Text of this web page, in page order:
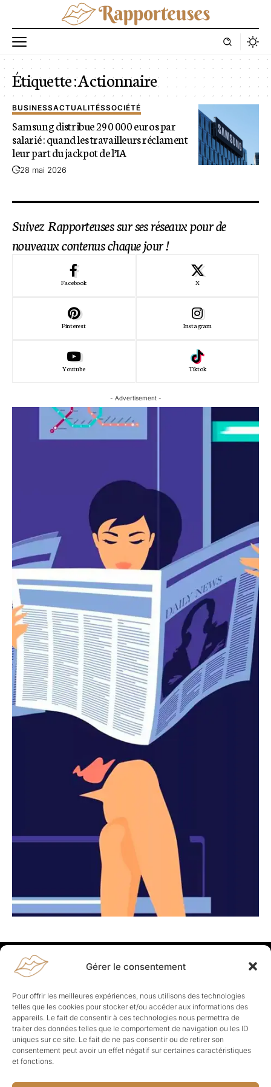
Gérer le consentement
Pour offrir les meilleures expériences, nous utilisons des technologies
telles que les cookies pour stocker et/ou accéder aux informations des
appareils. Le fait de consentir à ces technologies nous permettra de
traiter des données telles que le comportement de navigation ou les ID
uniques sur ce site. Le fait de ne pas consentir ou de retirer son
consentement peut avoir un effet négatif sur certaines caractéristiques
et fonctions.
Étiquette :Actionnaire
BUSINESSACTUALITÉSSOCIÉTÉ
Samsung distribue 290 000 euros par
salarié : quand les travailleurs réclament
leur part du jackpot de l’IA
28 mai 2026
Suivez Rapporteuses sur ses réseaux pour de
nouveaux contenus chaque jour !
Facebook X
Pinterest Instagram
Youtube Tiktok
- Advertisement -
Rapporteuses
À propos de Rapporteuses :Rapporteuses, c’est l’histoire de
Parisiennes, bien dans leurs baskets qui aiment rapporter ce qui leur
cause, leur apporte et leur rapporte !
Les Topics
Société Politique Business Culture
Sport
Lifestyle